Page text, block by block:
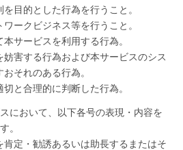
目的とした行為を行うこと。
ークビジネス等を行うこと。
サービスを利用する行為。
害する行為および本サービスのシス
それのある行為。
と合理的に判断した行為。
において、以下各号の表現・内容を
。
肯定・勧誘あるいは助長するまたはそ